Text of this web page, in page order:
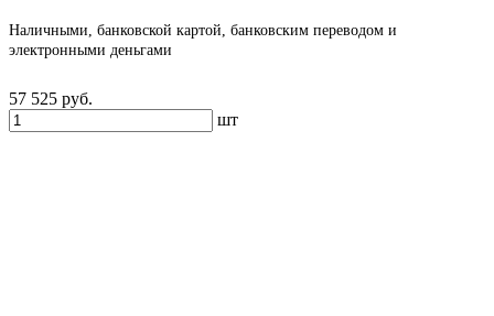
Наличными, банковской картой, банковским переводом и
электронными деньгами
57 525 руб.
шт